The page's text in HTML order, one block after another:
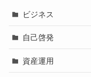
ビジネス
自己啓発
資産運用